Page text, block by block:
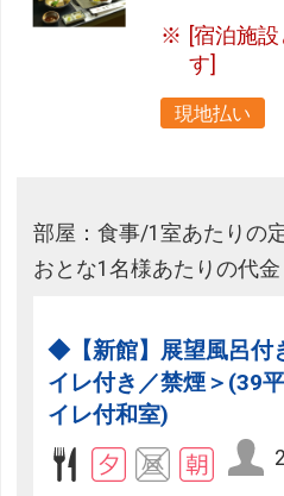
[宿泊施
す]
現地払い
部屋：食事/1室あたりの
おとな1名様あたりの代金
◆【新館】展望風呂付
イレ付き／禁煙＞(39
イレ付和室)